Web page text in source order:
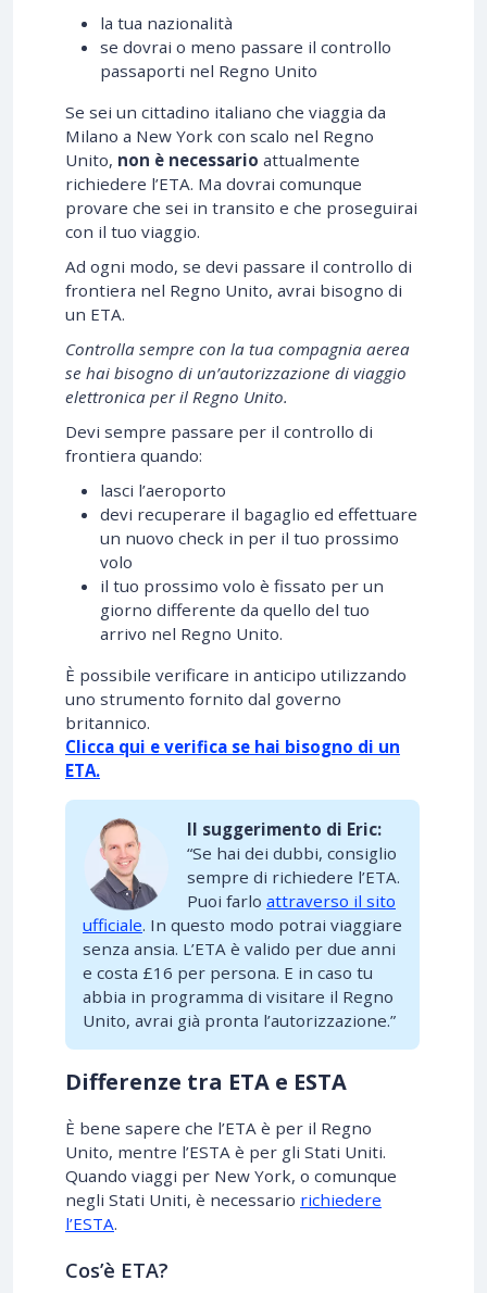
la tua nazionalità
se dovrai o meno passare il controllo
passaporti nel Regno Unito
Se sei un cittadino italiano che viaggia da
Milano a New York con scalo nel Regno
Unito, non è necessario attualmente
richiedere l’ETA. Ma dovrai comunque
provare che sei in transito e che proseguirai
con il tuo viaggio.
Ad ogni modo, se devi passare il controllo di
frontiera nel Regno Unito, avrai bisogno di
un ETA.
Controlla sempre con la tua compagnia aerea
se hai bisogno di un’autorizzazione di viaggio
elettronica per il Regno Unito.
Devi sempre passare per il controllo di
frontiera quando:
lasci l’aeroporto
devi recuperare il bagaglio ed effettuare
un nuovo check in per il tuo prossimo
volo
il tuo prossimo volo è fissato per un
giorno differente da quello del tuo
arrivo nel Regno Unito.
È possibile verificare in anticipo utilizzando
uno strumento fornito dal governo
britannico.
Clicca qui e verifica se hai bisogno di un
ETA.
Il suggerimento di Eric:
“Se hai dei dubbi, consiglio
sempre di richiedere l’ETA.
Puoi farlo attraverso il sito
ufficiale. In questo modo potrai viaggiare
senza ansia. L’ETA è valido per due anni
e costa £16 per persona. E in caso tu
abbia in programma di visitare il Regno
Unito, avrai già pronta l’autorizzazione.”
Differenze tra ETA e ESTA
È bene sapere che l’ETA è per il Regno
Unito, mentre l’ESTA è per gli Stati Uniti.
Quando viaggi per New York, o comunque
negli Stati Uniti, è necessario richiedere
l’ESTA.
Cos’è ETA?